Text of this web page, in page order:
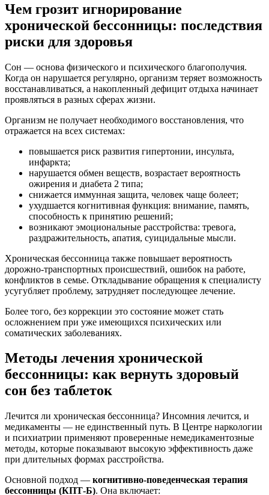
Чем грозит игнорирование
хронической бессонницы: последствия
риски для здоровья
Сон — основа физического и психического благополучия.
Когда он нарушается регулярно, организм теряет возможность
восстанавливаться, а накопленный дефицит отдыха начинает
проявляться в разных сферах жизни.
Организм не получает необходимого восстановления, что
отражается на всех системах:
повышается риск развития гипертонии, инсульта,
инфаркта;
нарушается обмен веществ, возрастает вероятность
ожирения и диабета 2 типа;
снижается иммунная защита, человек чаще болеет;
ухудшается когнитивная функция: внимание, память,
способность к принятию решений;
возникают эмоциональные расстройства: тревога,
раздражительность, апатия, суицидальные мысли.
Хроническая бессонница также повышает вероятность
дорожно-транспортных происшествий, ошибок на работе,
конфликтов в семье. Откладывание обращения к специалисту
усугубляет проблему, затрудняет последующее лечение.
Более того, без коррекции это состояние может стать
осложнением при уже имеющихся психических или
соматических заболеваниях.
Методы лечения хронической
бессонницы: как вернуть здоровый
сон без таблеток
Лечится ли хроническая бессонница? Инсомния лечится, и
медикаменты — не единственный путь. В Центре наркологии
и психиатрии применяют проверенные немедикаментозные
методы, которые показывают высокую эффективность даже
при длительных формах расстройства.
Основной подход — когнитивно-поведенческая терапия
бессонницы (КПТ-Б). Она включает: